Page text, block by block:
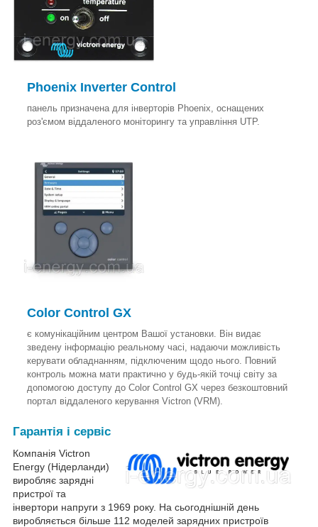
Phoenix Inverter Control
панель призначена для інверторів Phoenix, оснащених
роз'ємом віддаленого моніторингу та управління UTP.
Color Control GX
є комунікаційним центром Вашої установки. Він видає
зведену інформацію реальному часі, надаючи можливість
керувати обладнанням, підключеним щодо нього. Повний
контроль можна мати практично у будь-якій точці світу за
допомогою доступу до Color Control GX через безкоштовний
портал віддаленого керування Victron (VRM).
Гарантія і сервіс
Компанія Victron
Energy (Нідерланди)
виробляє зарядні
пристрої та
інвертори напруги з 1969 року. На сьогоднішній день
виробляється більше 112 моделей зарядних пристроїв